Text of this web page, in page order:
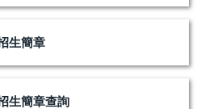
生簡章
生簡章查詢